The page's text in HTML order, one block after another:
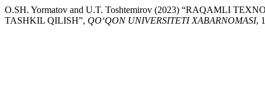
O.SH. Yormatov and U.T. Toshtemirov (2023) “RAQAMLI
TASHKIL QILISH”, QO‘QON UNIVERSITETI XABARNOMASI,